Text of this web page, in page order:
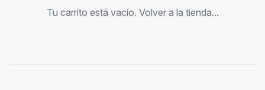
Tu carrito está vacío. Volver a la tienda...